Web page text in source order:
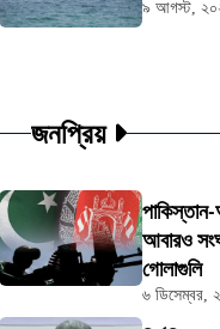
৯ আগস্ট,
জনপ্রিয়
আবারও
গোলাগুলি
৬ ডিসেম্বর,